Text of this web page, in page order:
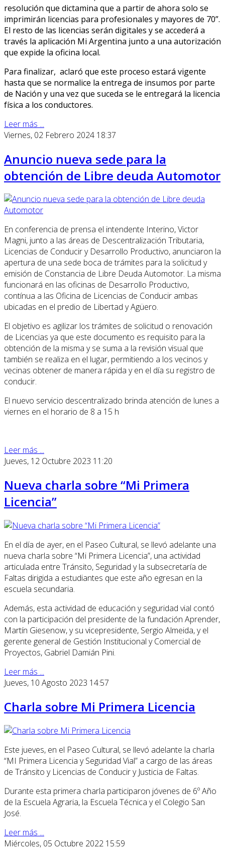
resolución que dictamina que a partir de ahora solo se
imprimirán licencias para profesionales y mayores de 70”.
El resto de las licencias serán digitales y se accederá a
través la aplicación Mi Argentina junto a una autorización
que expide la oficina local.
Para finalizar, aclaró que este proceso estará vigente
hasta que se normalice la entrega de insumos por parte
de Nación y una vez que suceda se le entregará la licencia
física a los conductores.
Leer más ...
Viernes, 02 Febrero 2024 18:37
Anuncio nueva sede para la
obtención de Libre deuda Automotor
En conferencia de prensa el intendente Interino, Victor
Magni, junto a las áreas de Descentralización Tributaria,
Licencias de Conducir y Desarrollo Productivo, anunciaron la
apertura de una sede boca de trámites para la solicitud y
emisión de Constancia de Libre Deuda Automotor. La misma
funcionará en las oficinas de Desarrollo Productivo,
contínua a las Oficina de Licencias de Conducir ambas
ubicadas en el predio de Libertad y Agüero.
El objetivo es agilizar los trámites de solicitud o renovación
de Licencias ya que este documento es requisito para la
obtención de la misma y se suma a la revisión visual que
también se realiza en el lugar, permitiendo a los vecinos y
vecinas obtener de manera rápida y en el día su registro de
conducir.
El nuevo servicio descentralizado brinda atención de lunes a
viernes en el horario de 8 a 15 h
Leer más ...
Jueves, 12 Octubre 2023 11:20
Nueva charla sobre “Mi Primera
Licencia”
En el día de ayer, en el Paseo Cultural, se llevó adelante una
nueva charla sobre “Mi Primera Licencia”, una actividad
articulada entre Tránsito, Seguridad y la subsecretaría de
Faltas dirigida a estudiantes que este año egresan en la
escuela secundaria.
Además, esta actividad de educación y seguridad vial contó
con la participación del presidente de la fundación Aprender,
Martín Giesenow, y su vicepresidente, Sergio Almeida, y el
gerente general de Gestión Institucional y Comercial de
Proyectos, Gabriel Damián Pini.
Leer más ...
Jueves, 10 Agosto 2023 14:57
Charla sobre Mi Primera Licencia
Este jueves, en el Paseo Cultural, se llevó adelante la charla
“MI Primera Licencia y Seguridad Vial” a cargo de las áreas
de Tránsito y Licencias de Conducir y Justicia de Faltas.
Durante esta primera charla participaron jóvenes de 6º Año
de la Escuela Agraria, la Escuela Técnica y el Colegio San
José.
Leer más ...
Miércoles, 05 Octubre 2022 15:59